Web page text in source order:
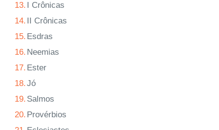
13. I Crônicas
14. II Crônicas
15. Esdras
16. Neemias
17. Ester
18.Jó
19. Salmos
20. Provérbios